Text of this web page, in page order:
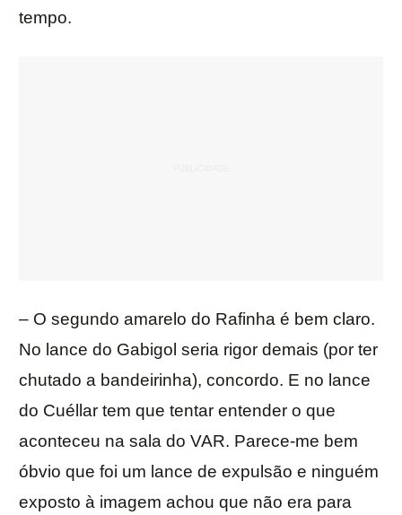
tempo.
– O segundo amarelo do Rafinha é bem claro.
No lance do Gabigol seria rigor demais (por ter
chutado a bandeirinha), concordo. E no lance
do Cuéllar tem que tentar entender o que
aconteceu na sala do VAR. Parece-me bem
óbvio que foi um lance de expulsão e ninguém
exposto à imagem achou que não era para